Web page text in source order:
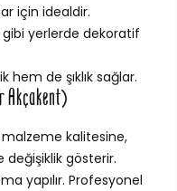
için idealdir.
yerlerde dekoratif
de şıklık sağlar.
Akçakent)
malzeme kalitesine,
gösterir.
yapılır. Profesyonel